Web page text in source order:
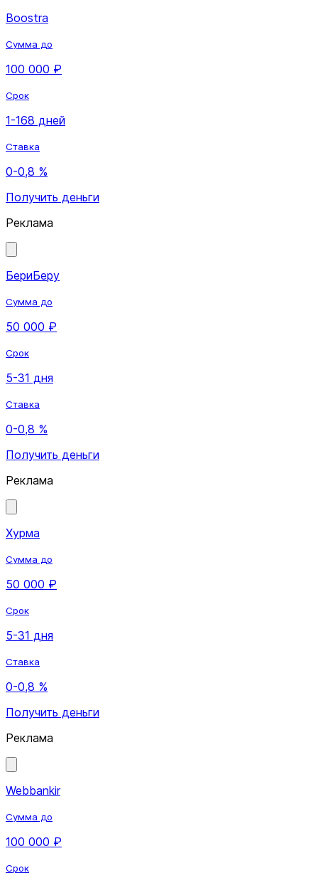
Boostra
Сумма до
100 000 ₽
Срок
1-168 дней
Ставка
0-0,8 %
Получить деньги
Реклама
БериБеру
Сумма до
50 000 ₽
Срок
5-31 дня
Ставка
0-0,8 %
Получить деньги
Реклама
Хурма
Сумма до
50 000 ₽
Срок
5-31 дня
Ставка
0-0,8 %
Получить деньги
Реклама
Webbankir
Сумма до
100 000 ₽
Срок